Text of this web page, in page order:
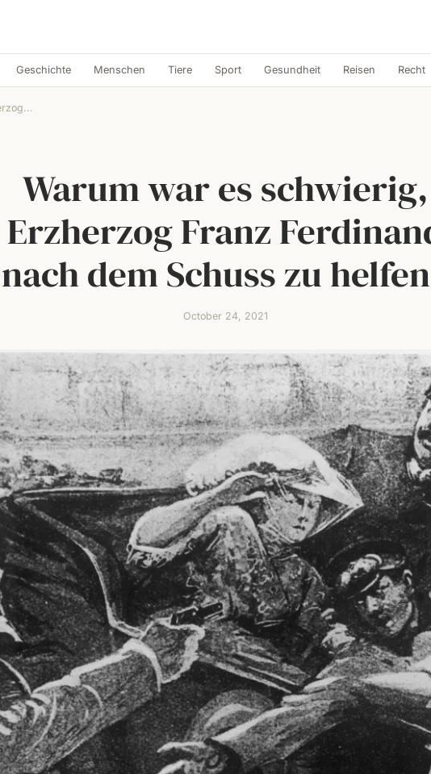
Geschichte Menschen Tiere Sport Gesundheit Reisen Recht
Warum war es schwierig,
Erzherzog Franz
nach dem Schuss zu
October 24, 2021